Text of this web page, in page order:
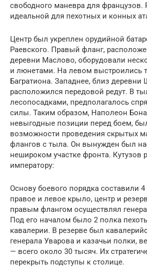
свободного маневра для
идеальной для пехотных и конных
Центр был укреплен орудийной
Раевского. Правый фланг,
деревни Маслово, оборудовали
и люнетами. На левом выстроились
Багратиона. Западнее, близ деревни
расположился передовой редут. В
лесопосадками, предполагалось
силы. Таким образом, Наполеон
невыгодные позиции перед боем,
возможности проведения скрытых
флангов с тыла. Он вынужден был
нешироком участке фронта. Кутузов
императору:
Основу боевого порядка составили 4
правое и левое крыло, центр и
правым флангом осуществлял
Под его началом было 2 полка
кавалерии. В резерве был
генерала Уварова и казачьи полки,
— всего около 30 тысяч. Их
перекрыть подступы к столице.